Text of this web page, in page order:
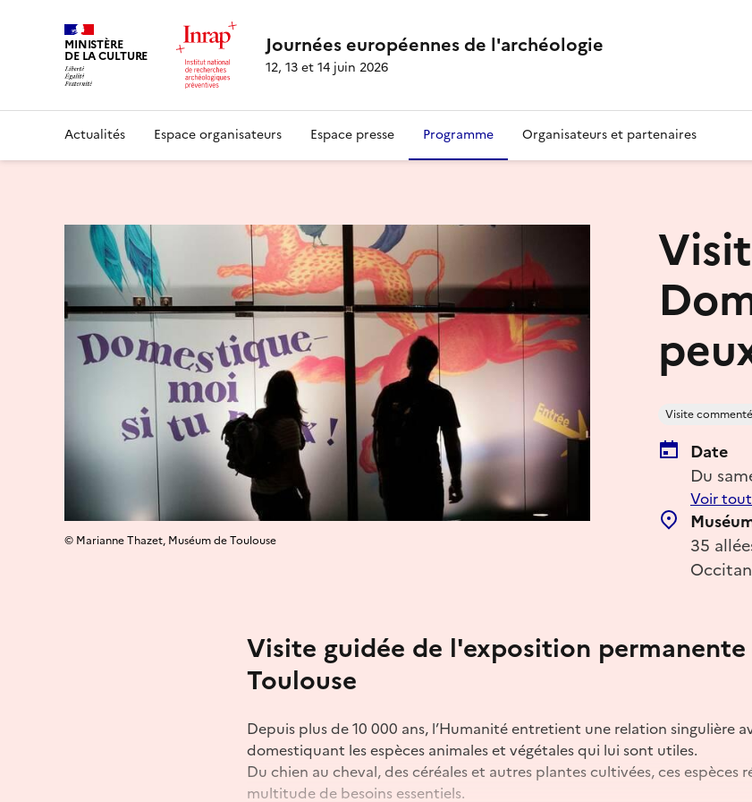
MINISTÈRE
DE LA CULTURE Journées européennes de l'archéologie
12, 13 et 14 juin 2026
Actualités Espace organisateurs Espace presse Programme Organisateurs et partenaires
Visite
Date
Du
Voir
35
© Marianne Thazet, Muséum de Toulouse
Visite guidée de l'exposition permanente
Toulouse
Depuis plus de 10 000 ans, l’Humanité entretient une relation singulière
domestiquant les espèces animales et végétales qui lui sont utiles.
Du chien au cheval, des céréales et autres plantes cultivées, ces espèces
multitude de besoins essentiels.